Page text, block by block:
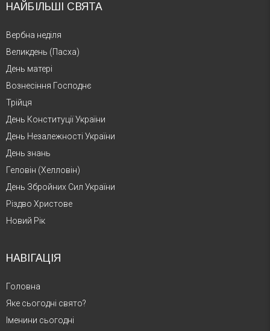
НАЙБІЛЬШІ СВЯТА
Вербна неділя
Великдень (Пасха)
День матері
Вознесіння Господнє
Трійця
День Конституції України
День Незалежності України
День знань
Геловін (Хелловін)
День Збройних Сил України
Різдво Христове
Новий Рік
НАВІГАЦІЯ
Головна
Яке сьогодні свято?
Іменини сьогодні